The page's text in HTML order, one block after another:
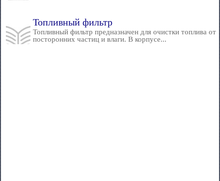
Топливный фильтр
Топливный фильтр предназначен для очистки топлива от
посторонних частиц и влаги. В корпусе...